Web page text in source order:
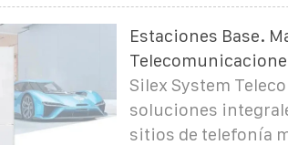
Estaciones Base.
Silex System
soluciones
sitios de telefonía